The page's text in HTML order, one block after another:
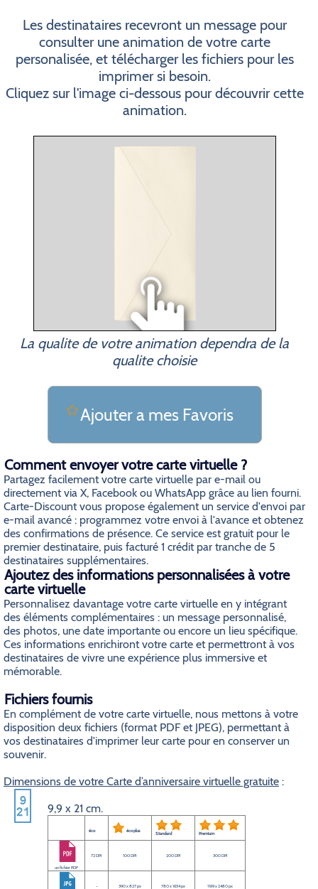
Les destinataires recevront un message pour
consulter une animation de votre carte
personalisée, et télécharger les fichiers pour les
imprimer si besoin.
Cliquez sur l'image ci-dessous pour découvrir cette
animation.
La qualite de votre animation dependra de la
qualite choisie
Ajouter a mes Favoris
Comment envoyer votre carte virtuelle ?
Partagez facilement votre carte virtuelle par e-mail ou
directement via X, Facebook ou WhatsApp grâce au lien fourni.
Carte-Discount vous propose également un service d'envoi par
e-mail avancé : programmez votre envoi à l'avance et obtenez
des confirmations de présence. Ce service est gratuit pour le
premier destinataire, puis facturé 1 crédit par tranche de 5
destinataires supplémentaires.
Ajoutez des informations personnalisées à votre
carte virtuelle
Personnalisez davantage votre carte virtuelle en y intégrant
des éléments complémentaires : un message personnalisé,
des photos, une date importante ou encore un lieu spécifique.
Ces informations enrichiront votre carte et permettront à vos
destinataires de vivre une expérience plus immersive et
mémorable.
Fichiers fournis
En complément de votre carte virtuelle, nous mettons à votre
disposition deux fichiers (format PDF et JPEG), permettant à
vos destinataires d'imprimer leur carte pour en conserver un
souvenir.
Dimensions de votre Carte d’anniversaire virtuelle gratuite :
9,9 x 21 cm.
éco éco plus Standard Premium
un fichier PDF
72 DPI 100 DPI 200 DPI 300 DPI
- 390 x 827 px 780 x 1654 px 1169 x 2480 px